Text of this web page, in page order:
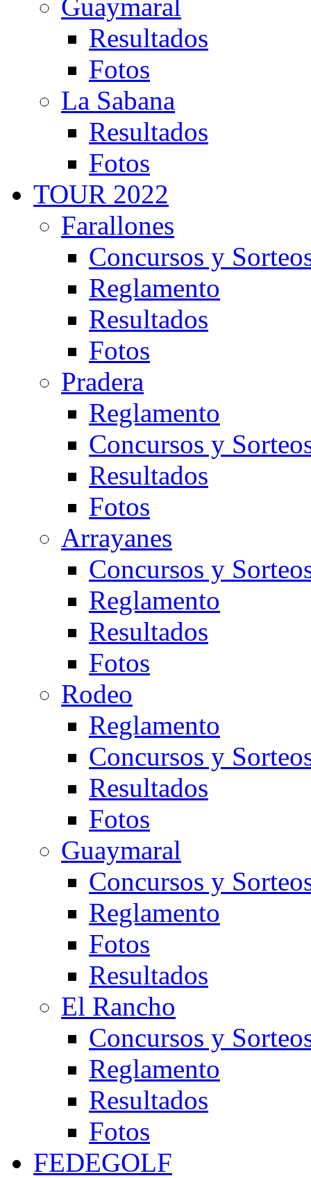
Guaymaral
Resultados
Fotos
La Sabana
Resultados
Fotos
TOUR 2022
Farallones
Concursos y
Reglamento
Resultados
Fotos
Pradera
Reglamento
Concursos y
Resultados
Fotos
Arrayanes
Concursos y
Reglamento
Resultados
Fotos
Rodeo
Reglamento
Concursos y
Resultados
Fotos
Guaymaral
Concursos y
Reglamento
Fotos
Resultados
El Rancho
Concursos y
Reglamento
Resultados
Fotos
FEDEGOLF